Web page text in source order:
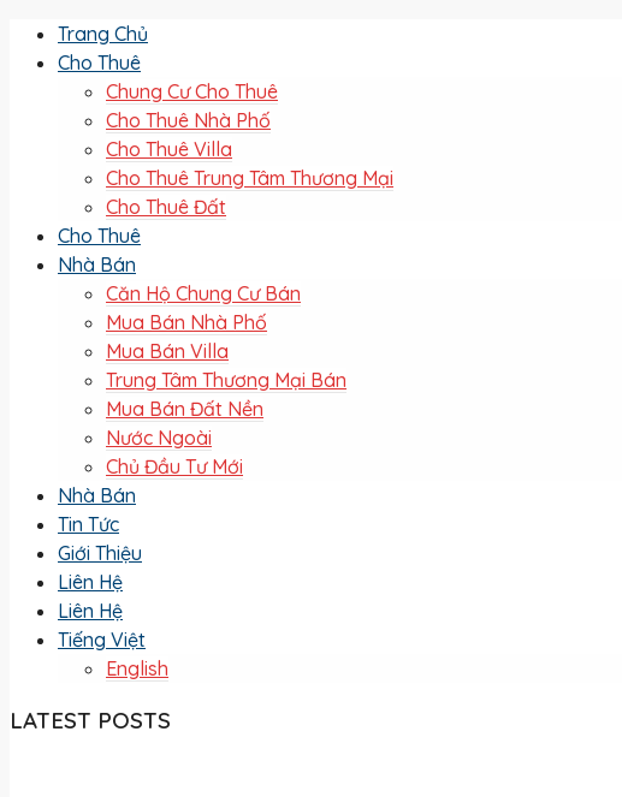
Trang Chủ
Cho Thuê
Chung Cư Cho Thuê
Cho Thuê Nhà Phố
Cho Thuê Villa
Cho Thuê Trung Tâm Thương Mại
Cho Thuê Đất
Cho Thuê
Nhà Bán
Căn Hộ Chung Cư Bán
Mua Bán Nhà Phố
Mua Bán Villa
Trung Tâm Thương Mại Bán
Mua Bán Đất Nền
Nước Ngoài
Chủ Đầu Tư Mới
Nhà Bán
Tin Tức
Giới Thiệu
Liên Hệ
Liên Hệ
Tiếng Việt
English
LATEST POSTS